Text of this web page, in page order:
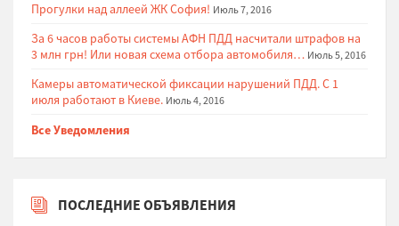
Прогулки над аллеей ЖК София! Июль 7, 2016
За 6 часов работы системы АФН ПДД насчитали штрафов на
3 млн грн! Или новая схема отбора автомобиля… Июль 5, 2016
Камеры автоматической фиксации нарушений ПДД. С 1
июля работают в Киеве. Июль 4, 2016
Все Уведомления
ПОСЛЕДНИЕ ОБЪЯВЛЕНИЯ